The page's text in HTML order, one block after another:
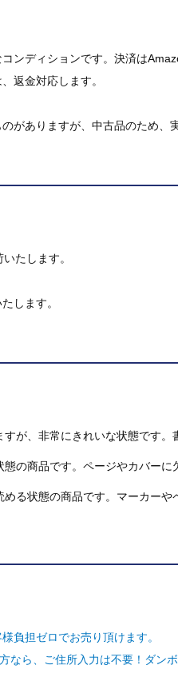
ンディションです。決済は
返金対応します。
がありますが、中古品のため、
たします。
します。
が、非常にきれいな状態です。
態の商品です。ページやカバー
る状態の商品です。マーカーや
負担ゼロでお売り頂けます。
なら、ご住所入力は不要！ダン